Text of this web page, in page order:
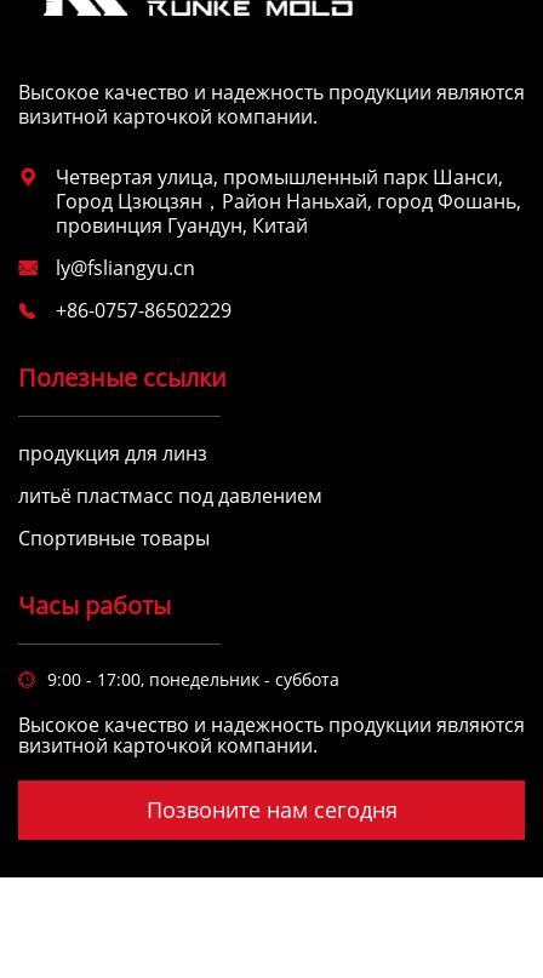
Высокое качество и надежность продукции являются
визитной карточкой компании.

Четвертая улица, промышленный парк Шанси,
Город Цзюцзян，Район Наньхай, город Фошань,
провинция Гуандун, Китай
 ly@fsliangyu.cn
 +86-0757-86502229
Полезные ссылки
продукция для линз
литьё пластмасс под давлением
Спортивные товары
Часы работы
 9:00 - 17:00, понедельник - суббота
Высокое качество и надежность продукции являются
визитной карточкой компании.
Позвоните нам сегодня